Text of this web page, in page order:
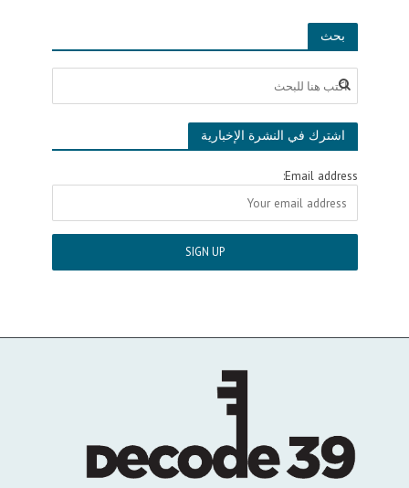
بحث
اشترك في النشرة الإخبارية
Email address: